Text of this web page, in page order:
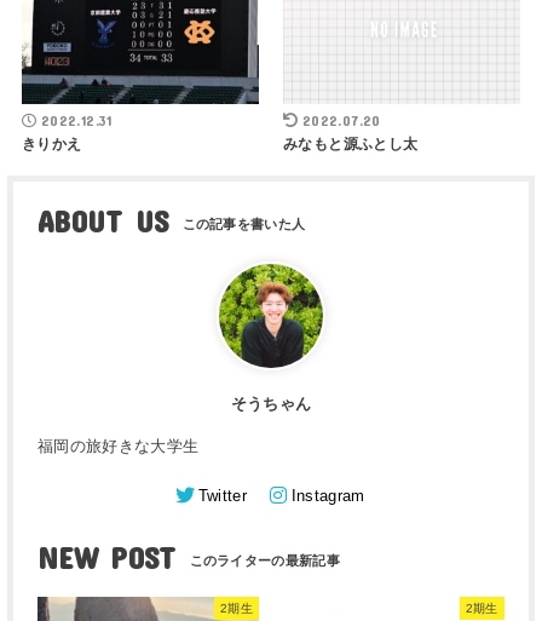
2022.12.31
きりかえ
2022.07.20
みなもと源ふとし太
ABOUT US
そうちゃん
福岡の旅好きな大学生
Twitter Instagram
NEW POST
2期生 2期生